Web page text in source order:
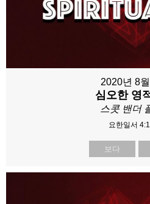
2020년 8
심오한 영
스콧 밴더
요한일서
보다